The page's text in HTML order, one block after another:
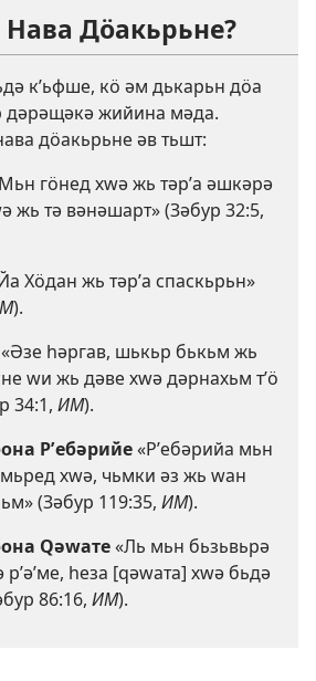
Нава Дӧакьрьне?
кʹьфше, кӧ әм дькарьн дӧа
дәрәщәкә жийина мәда.
дӧакьрьне әв тьшт:
гӧнед хԝә жь тәрʹа әшкәрә
жь тә вәнәшарт» (Зәбур 32:5,
Хӧдан жь тәрʹа спаскьрьн»
).
«Әзе һәргав, шькьр бькьм жь
ԝи жь дәве хԝә дәрнахьм тʹӧ
34:1, ИМ).
Рʹебәрийе«Рʹебәрийа мьн
хԝә, чьмки әз жь ԝан
(Зәбур 119:35, ИМ).
Ԛәԝате«Ль мьн бьзьвьрә
һеза [ԛәԝата] хԝә бьдә
86:16, ИМ).